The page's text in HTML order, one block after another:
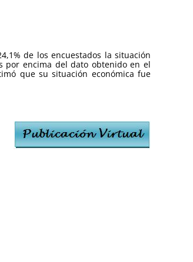
de los encuestados la situación
por encima del dato obtenido en el
que su situación económica fue